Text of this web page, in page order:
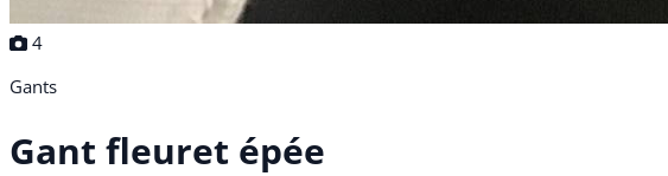
4
Gants
Gant fleuret épée